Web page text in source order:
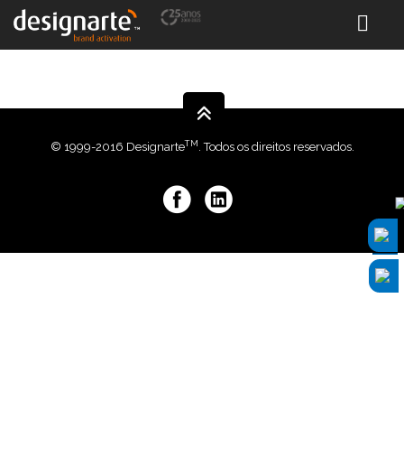
© 1999-2016 DesignarteTM. Todos os direitos reservados.